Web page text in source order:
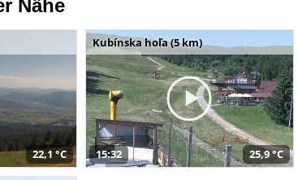
Nähe
22,1 °C
Kubínska hoľa (5 km)
15:32 25,9 °C